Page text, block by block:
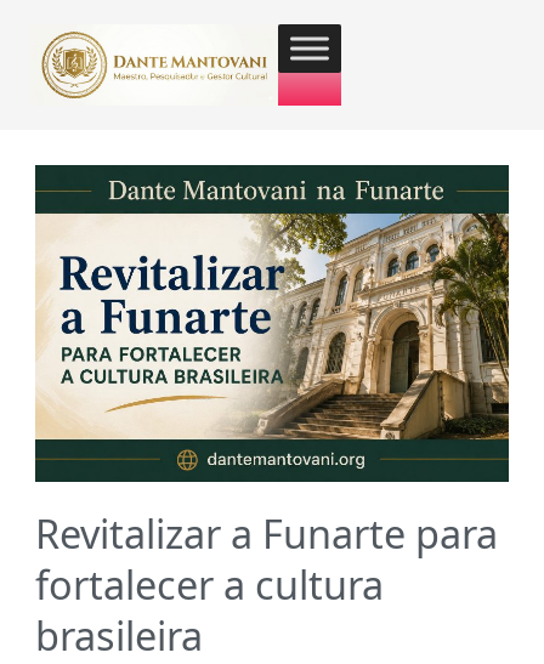
Revitalizar a Funarte para
fortalecer a cultura
brasileira